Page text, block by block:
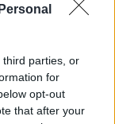
third parties, or
for
opt-out
that after your
kompleksen
raziskala
od najnižje
kjer pristajajo